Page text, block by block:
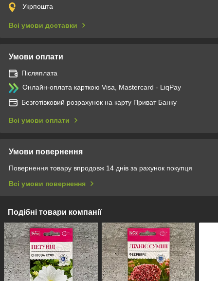
Укрпошта
Всі умови доставки
Умови оплати
Післяплата
Онлайн-оплата карткою Visa, Mastercard - LiqPay
Безготівковий розрахунок на карту Приват Банку
Всі умови оплати
Умови повернення
Повернення товару впродовж 14 днів за рахунок покупця
Всі умови повернення
Подібні товари компанії